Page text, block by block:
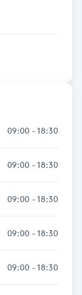
09:00 - 18:30
09:00 - 18:30
09:00 - 18:30
09:00 - 18:30
09:00 - 18:30